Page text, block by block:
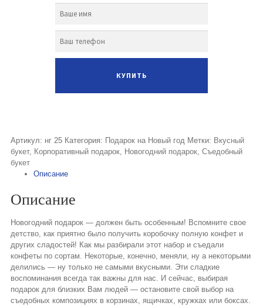
Артикул: нг 25 Категория: Подарок на Новый год Метки: Вкусный
букет, Корпоративный подарок, Новогодний подарок,Съедобный
букет
Описание
Описание
Новогодний подарок — должен быть особенным! Вспомните свое
детство, как приятно было получить коробочку полную конфет и
других сладостей! Как мы разбирали этот набор и съедали
конфеты по сортам. Некоторые, конечно, меняли, ну а некоторыми
делились — ну только не самыми вкусными. Эти сладкие
воспоминания всегда так важны для нас. И сейчас, выбирая
подарок для близких Вам людей — остановите свой выбор на
съедобных композициях в корзинах, ящичках, кружках или боксах.